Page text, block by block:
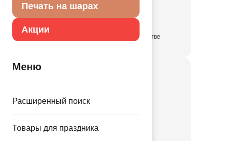
Печать на шарах
Акции
Меню
Расширенный поиск
Товары для праздника
1509-3115
в достаточном количестве